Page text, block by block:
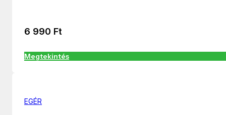
6 990 Ft
Megtekintés
EGÉR